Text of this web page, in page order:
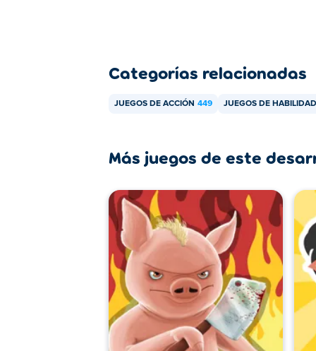
Categorías relacionadas
JUEGOS DE ACCIÓN 449 JUEGOS DE HABILIDAD
Más juegos de este